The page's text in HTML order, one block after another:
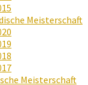
Meisterschaft
Meisterschaft